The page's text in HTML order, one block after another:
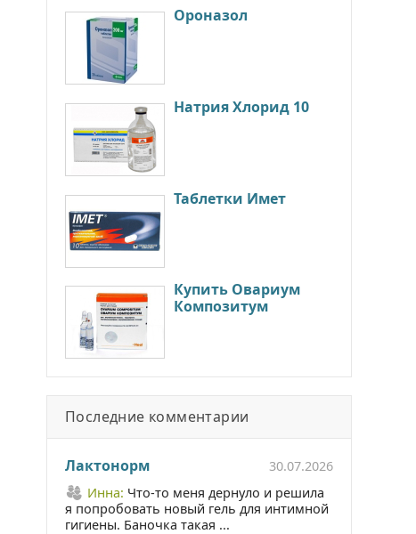
Ороназол
Натрия Хлорид 10
Таблетки Имет
Купить Овариум
Композитум
Последние комментарии
Лактонорм
30.07.2026
Инна: Что-то меня дернуло и решила
я попробовать новый гель для интимной
гигиены. Баночка такая ...